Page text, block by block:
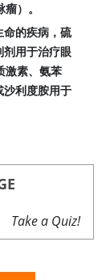
）。
命的疾病，硫
剂用于治疗眼
激素、氨苯
沙利度胺用于
Take a Quiz!